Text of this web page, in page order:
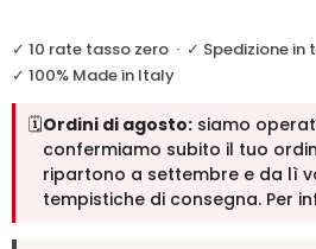
✓ 10 rate tasso zero · ✓ Spedizione
✓ 100% Made in Italy
🗓️Ordini di agosto: siamo
confermiamo subito il tuo
ripartono a settembre e da lì
tempistiche di consegna. Per